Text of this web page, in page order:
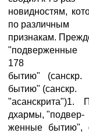
новидностям,
по различным
признакам.
"подверженные
178
бытию" (санскр.
бытию" (санскр.
"асанскрита")1.
дхармы, "подвер-
женные бытию",